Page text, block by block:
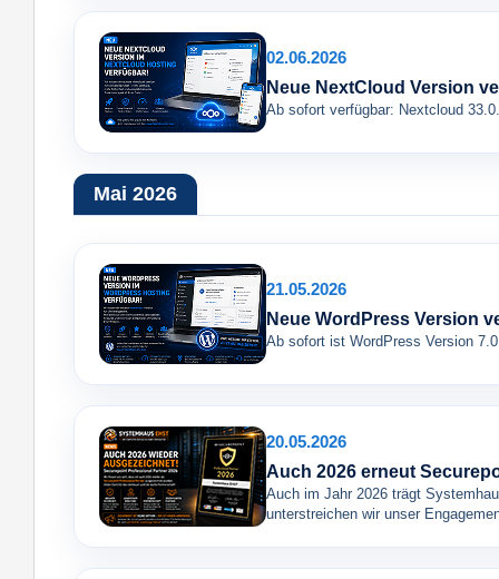
02.06.2026
Neue NextCloud Version
Ab sofort verfügbar: Nextcloud
Mai 2026
21.05.2026
Neue WordPress Version
Ab sofort ist WordPress Version
20.05.2026
Auch 2026 erneut
Auch im Jahr 2026 trägt
unterstreichen wir unser